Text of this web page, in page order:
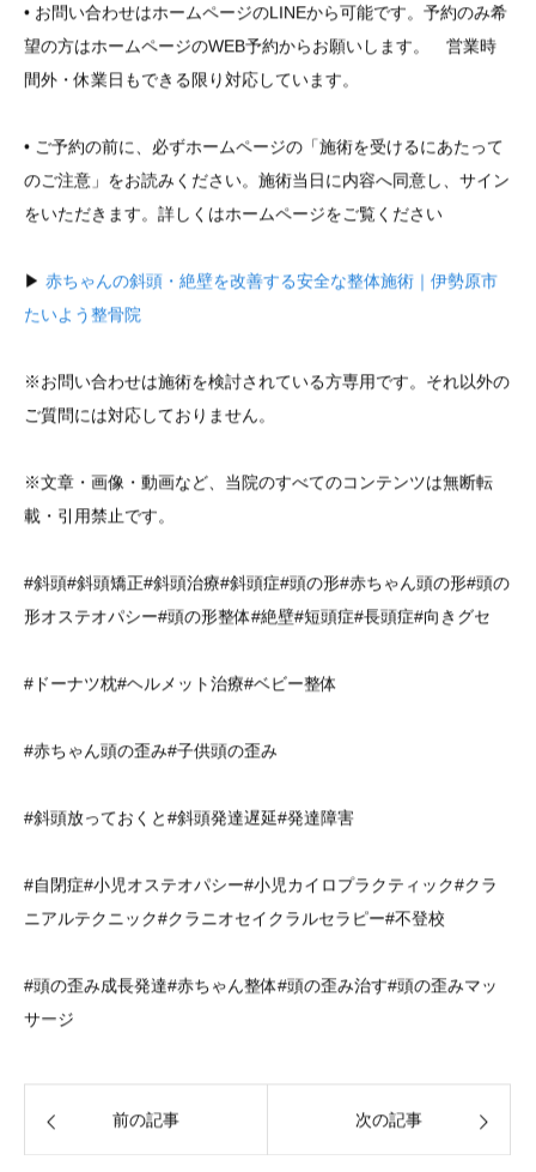
• お問い合わせはホームページのLINEから可能です。予約のみ希
望の方はホームページのWEB予約からお願いします。 営業時
間外・休業日もできる限り対応しています。
• ご予約の前に、必ずホームページの「施術を受けるにあたって
のご注意」をお読みください。施術当日に内容へ同意し、サイン
をいただきます。詳しくはホームページをご覧ください
▶︎ 赤ちゃんの斜頭・絶壁を改善する安全な整体施術｜伊勢原市
たいよう整骨院
※お問い合わせは施術を検討されている方専用です。それ以外の
ご質問には対応しておりません。
※文章・画像・動画など、当院のすべてのコンテンツは無断転
載・引用禁止です。
#斜頭#斜頭矯正#斜頭治療#斜頭症#頭の形#赤ちゃん頭の形#頭の
形オステオパシー#頭の形整体#絶壁#短頭症#長頭症#向きグセ
#ドーナツ枕#ヘルメット治療#ベビー整体
#赤ちゃん頭の歪み#子供頭の歪み
#斜頭放っておくと#斜頭発達遅延#発達障害
#自閉症#小児オステオパシー#小児カイロプラクティック#クラ
ニアルテクニック#クラニオセイクラルセラピー#不登校
#頭の歪み成長発達#赤ちゃん整体#頭の歪み治す#頭の歪みマッ
サージ
前の記事 次の記事